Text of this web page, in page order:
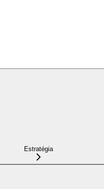
Estratégia